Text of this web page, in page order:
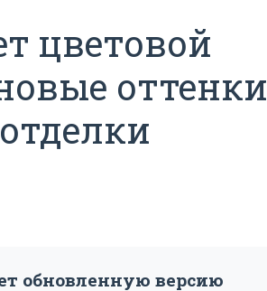
цветовой
оттенки
обновленную версию